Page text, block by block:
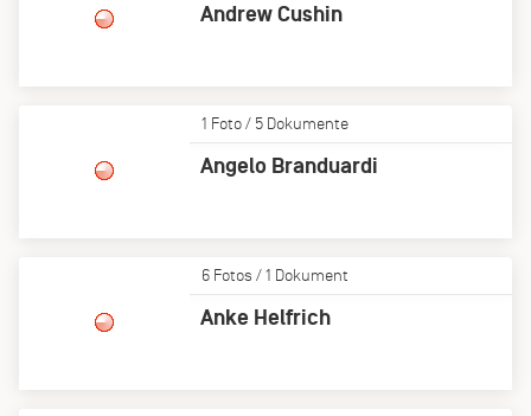
Andrew Cushin
1 Foto / 5 Dokumente
Angelo Branduardi
6 Fotos / 1 Dokument
Anke Helfrich